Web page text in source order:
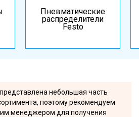
Пневматические
распределители
Festo
небольшая часть
поэтому рекомендуем
менеджером для получения